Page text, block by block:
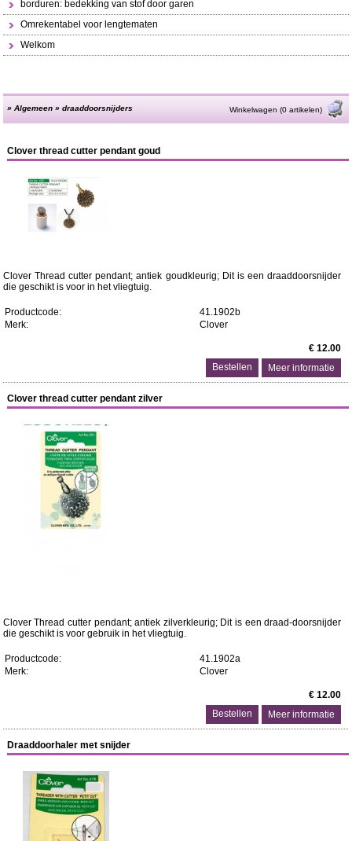
borduren: bedekking van stof door garen
Omrekentabel voor lengtematen
Welkom
»Algemeen »draaddoorsnijders Winkelwagen (0 artikelen)
Clover thread cutter pendant goud
Clover Thread cutter pendant; antiek goudkleurig; Dit is een draaddoorsnijder
die geschikt is voor in het vliegtuig.
Productcode:
41.1902b
Merk:
Clover
€ 12.00
Meer informatie
Clover thread cutter pendant zilver
Clover Thread cutter pendant; antiek zilverkleurig; Dit is een draad-doorsnijder
die geschikt is voor gebruik in het vliegtuig.
Productcode:
41.1902a
Merk:
Clover
€ 12.00
Meer informatie
Draaddoorhaler met snijder